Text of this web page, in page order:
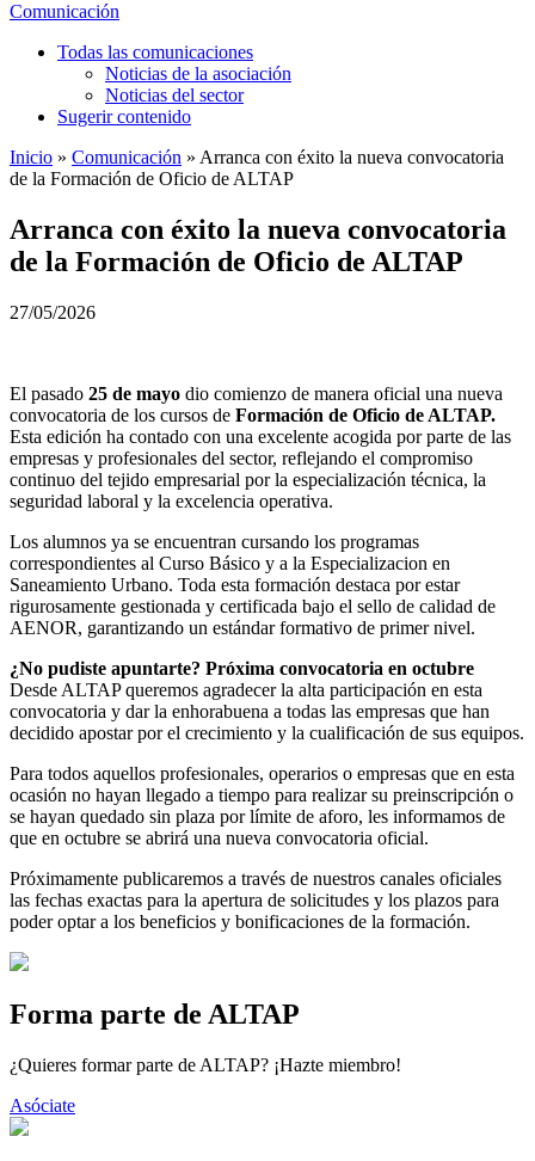
Comunicación
Todas las comunicaciones
Noticias de la asociación
Noticias del sector
Sugerir contenido
Inicio » Comunicación » Arranca con éxito la nueva convocatoria
de la Formación de Oficio de ALTAP
Arranca con éxito la nueva convocatoria
de la Formación de Oficio de ALTAP
27/05/2026
El pasado 25 de mayo dio comienzo de manera oficial una nueva
convocatoria de los cursos de Formación de Oficio de ALTAP.
Esta edición ha contado con una excelente acogida por parte de las
empresas y profesionales del sector, reflejando el compromiso
continuo del tejido empresarial por la especialización técnica, la
seguridad laboral y la excelencia operativa.
Los alumnos ya se encuentran cursando los programas
correspondientes al Curso Básico y a la Especializacion en
Saneamiento Urbano. Toda esta formación destaca por estar
rigurosamente gestionada y certificada bajo el sello de calidad de
AENOR, garantizando un estándar formativo de primer nivel.
¿No pudiste apuntarte? Próxima convocatoria en octubre
Desde ALTAP queremos agradecer la alta participación en esta
convocatoria y dar la enhorabuena a todas las empresas que han
decidido apostar por el crecimiento y la cualificación de sus equipos.
Para todos aquellos profesionales, operarios o empresas que en esta
ocasión no hayan llegado a tiempo para realizar su preinscripción o
se hayan quedado sin plaza por límite de aforo, les informamos de
que en octubre se abrirá una nueva convocatoria oficial.
Próximamente publicaremos a través de nuestros canales oficiales
las fechas exactas para la apertura de solicitudes y los plazos para
poder optar a los beneficios y bonificaciones de la formación.
Forma parte de ALTAP
¿Quieres formar parte de ALTAP? ¡Hazte miembro!
Asóciate